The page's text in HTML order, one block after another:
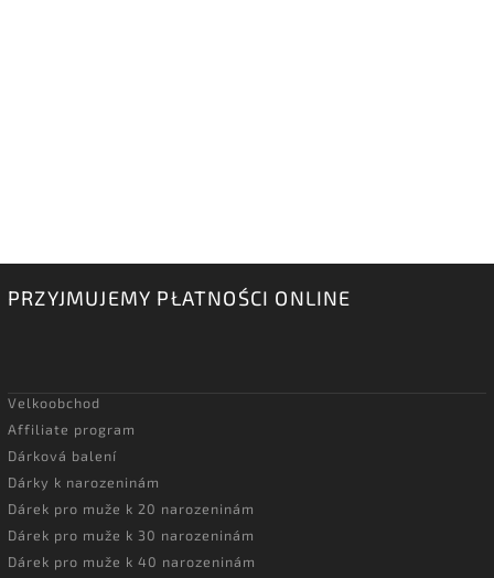
PRZYJMUJEMY PŁATNOŚCI ONLINE
Velkoobchod
Affiliate program
Dárková balení
Dárky k narozeninám
Dárek pro muže k 20 narozeninám
Dárek pro muže k 30 narozeninám
Dárek pro muže k 40 narozeninám